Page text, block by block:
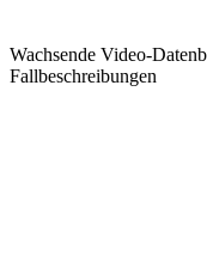
Wachsende Video-
Fallbeschreibungen